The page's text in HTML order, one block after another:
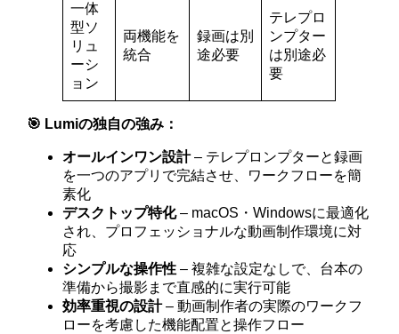
一体
型ソ
リュ
ーシ
ョン
両機能を
統合
録画は別
途必要
テレプロ
ンプター
は別途必
要
🎯 Lumiの独自の強み：
オールインワン設計– テレプロンプターと録画
を一つのアプリで完結させ、ワークフローを簡
素化
デスクトップ特化– macOS・Windowsに最適化
され、プロフェッショナルな動画制作環境に対
応
シンプルな操作性 – 複雑な設定なしで、台本の
準備から撮影まで直感的に実行可能
効率重視の設計– 動画制作者の実際のワークフ
ローを考慮した機能配置と操作フロー